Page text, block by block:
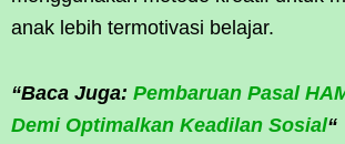
anak lebih termotivasi belajar.
“Baca Juga: Pembaruan Pasal
Demi Optimalkan Keadilan Sosial“